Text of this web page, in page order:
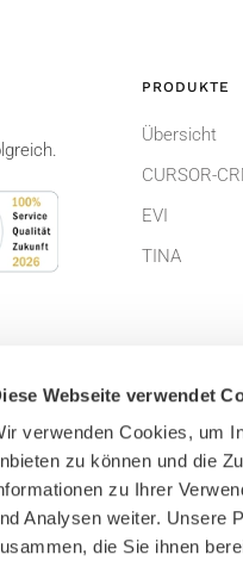
Webseite verwendet
verwenden Cookies, um
zu können und die
zu Ihrer
Analysen weiter. Unsere
die Sie ihnen
PRODUKTE
Übersicht
CURSOR-
EVI
TINA
Impressum